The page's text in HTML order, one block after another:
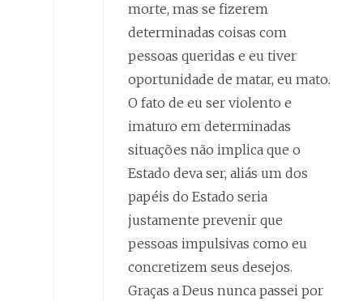
morte, mas se fizerem
determinadas coisas com
pessoas queridas e eu tiver
oportunidade de matar, eu mato.
O fato de eu ser violento e
imaturo em determinadas
situações não implica que o
Estado deva ser, aliás um dos
papéis do Estado seria
justamente prevenir que
pessoas impulsivas como eu
concretizem seus desejos.
Graças a Deus nunca passei por